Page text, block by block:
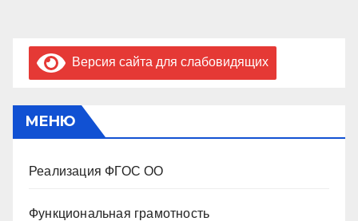
Версия сайта для слабовидящих
МЕНЮ
Реализация ФГОС ОО
Функциональная грамотность